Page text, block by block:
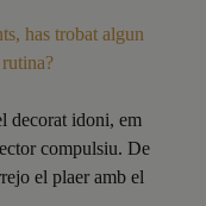
has trobat algun
decorat idoni, em
compulsiu. De
el plaer amb el